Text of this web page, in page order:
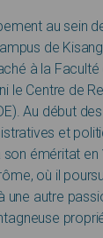
au sein
de
à la Faculté
le Centre de
Au début
et
son éméritat en
où il
une autre